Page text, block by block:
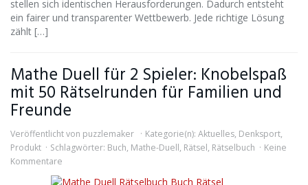
stellen sich identischen Herausforderungen. Dadurch entsteht
ein fairer und transparenter Wettbewerb. Jede richtige Lösung
zählt […]
Mathe Duell für 2 Spieler: Knobelspaß
mit 50 Rätselrunden für Familien und
Freunde
Veröffentlicht von puzzlemaker Kategorie(n): Aktuelles, Denksport,
Produkt
Schlagwörter: Buch, Mathe-Duell, Rätsel, Rätselbuch
Keine
Kommentare